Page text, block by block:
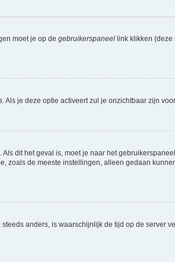
moet je op de gebruikerspaneel link klikken
. Als je deze optie activeert zul je onzichtbaar zijn
dit het geval is, moet je naar het
zoals de meeste instellingen, alleen gedaan
anders, is waarschijnlijk de tijd op de server